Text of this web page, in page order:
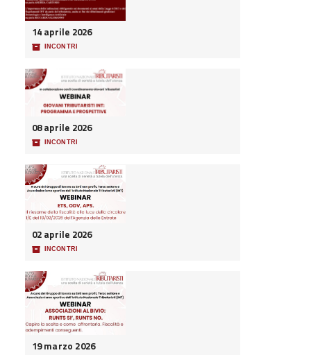
14 aprile 2026
📦 INCONTRI
08 aprile 2026
📦 INCONTRI
02 aprile 2026
📦 INCONTRI
19 marzo 2026